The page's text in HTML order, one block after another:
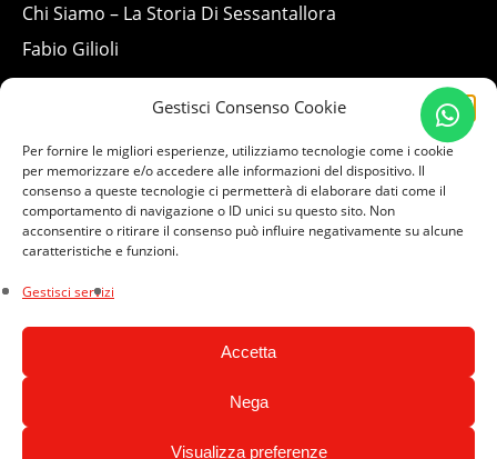
Gestisci Consenso Cookie
Per fornire le migliori esperienze, utilizziamo tecnologie come i cookie
per memorizzare e/o accedere alle informazioni del dispositivo. Il
consenso a queste tecnologie ci permetterà di elaborare dati come il
comportamento di navigazione o ID unici su questo sito. Non
acconsentire o ritirare il consenso può influire negativamente su alcune
caratteristiche e funzioni.
Gestisci servizi
Accetta
Nega
Visualizza preferenze
Chi Siamo – La Storia Di Sessantallora
Fabio Gilioli
ACCOUNT
Viale Industria 91, 41012
Carpi (MO)
+39 059 8637199
shop@sessantallora.com
Lun-Ven 9:00-12:30 / 15:30-19:00
© 2026 Sessantallora s.r.l. // P.IVA 03438410361 //